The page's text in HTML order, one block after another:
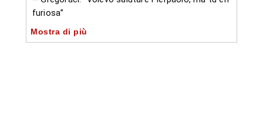
furiosa”
-- Giulia Salemi ironizza: “Se mi sposo con
Mostra di più